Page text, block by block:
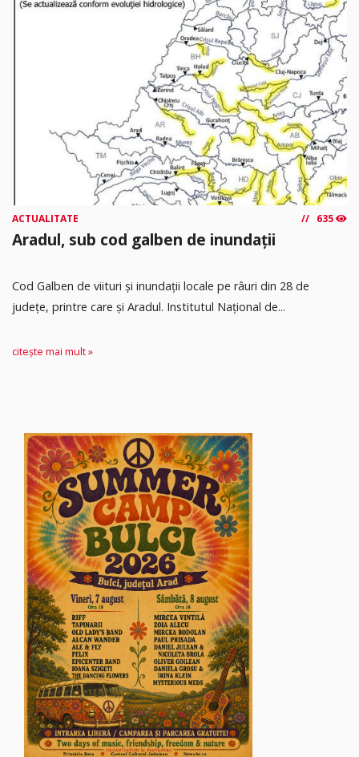
ACTUALITATE 635
Aradul, sub cod galben de inundații
Cod Galben de viituri și inundații locale pe râuri din 28 de
județe, printre care și Aradul. Institutul Național de...
citește mai mult »